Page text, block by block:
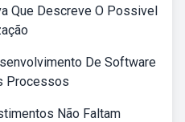
Que Descreve O Possivel
De Software
Processos
Não Faltam